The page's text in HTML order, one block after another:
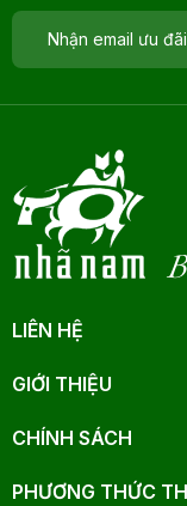
LIÊN HỆ
GIỚI THIỆU
CHÍNH SÁCH
PHƯƠNG THỨC